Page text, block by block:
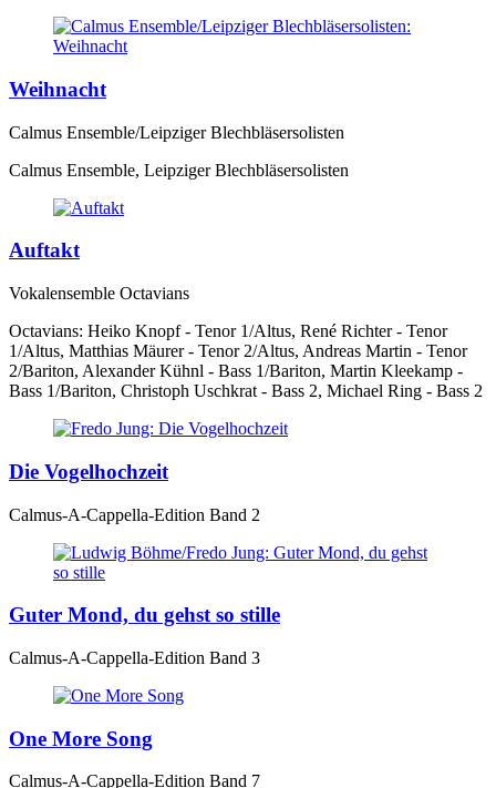
Weihnacht
Calmus Ensemble/Leipziger Blechbläsersolisten
Calmus Ensemble, Leipziger Blechbläsersolisten
Auftakt
Vokalensemble Octavians
Octavians: Heiko Knopf - Tenor 1/Altus, René Richter - Tenor
1/Altus, Matthias Mäurer - Tenor 2/Altus, Andreas Martin - Tenor
2/Bariton, Alexander Kühnl - Bass 1/Bariton, Martin Kleekamp -
Bass 1/Bariton, Christoph Uschkrat - Bass 2, Michael Ring - Bass 2
Die Vogelhochzeit
Calmus-A-Cappella-Edition Band 2
Guter Mond, du gehst so stille
Calmus-A-Cappella-Edition Band 3
One More Song
Calmus-A-Cappella-Edition Band 7